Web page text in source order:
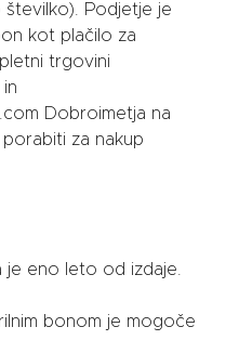
številko). Podjetje je
kot plačilo za
trgovini
Dobroimetja na
za nakup
je eno leto od izdaje.
bonom je mogoče